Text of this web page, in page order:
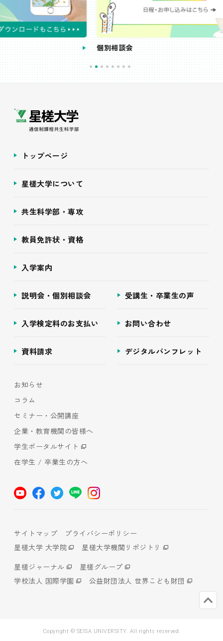
個別相談会
トップページ
星槎大学について
共生科学部・専攻
教員免許状・資格
入学案内
説明会・個別相談会 受講生・卒業生の声
入学検定料のお支払い お問い合わせ
資料請求 デジタルパンフレット
お知らせ
コラム
セミナー・公開講座
企業・教育機関の皆様へ
学生ポータルサイト
在学生 / 卒業生の方へ
サイトマップ
プライバシーポリシー
星槎大学 大学院
星槎大学機関リポジトリ
星槎ジャーナル
星槎グループ
学校法人 国際学園
公益財団法人 世界こども財団
Copyright © SEISA UNIVERSITY. All rights reserved.